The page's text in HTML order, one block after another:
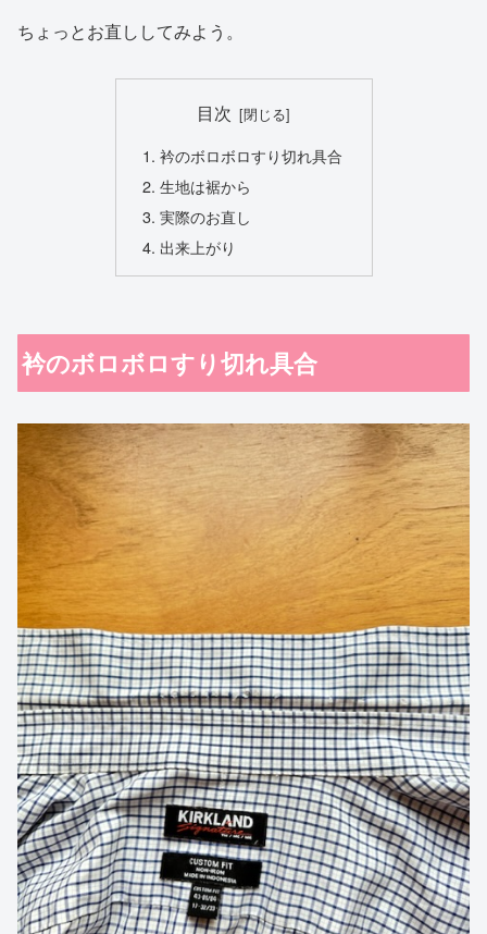
ちょっとお直ししてみよう。
目次
衿のボロボロすり切れ具合
生地は裾から
実際のお直し
出来上がり
衿のボロボロすり切れ具合